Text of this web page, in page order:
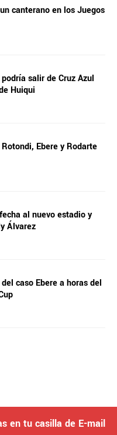
canterano en los Juegos
salir de Cruz Azul
Huiqui
Ebere y Rodarte
al nuevo estadio y
Álvarez
caso Ebere a horas del
en tu casilla de E-mail